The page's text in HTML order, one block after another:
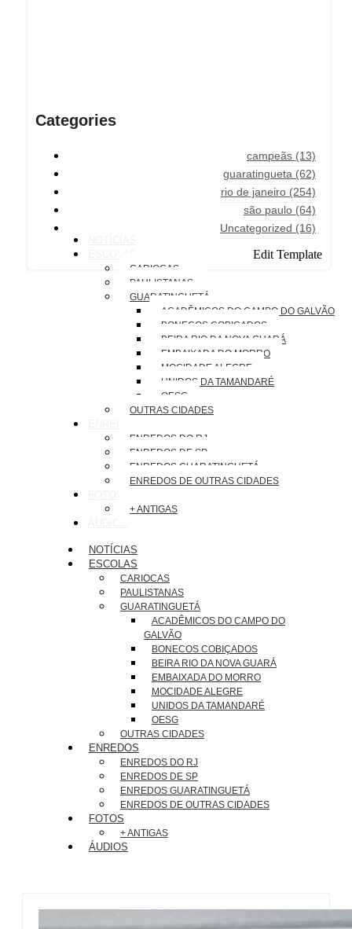
Categories
campeãs (13)
guaratingueta (62)
rio de janeiro (254)
são paulo (64)
Uncategorized (16)
Edit Template
CARIOCAS
PAULISTANAS
GUARATINGUETÁ
ACADÊMICOS DO CAMPO DO GALVÃO
BONECOS COBIÇADOS
BEIRA RIO DA NOVA GUARÁ
EMBAIXADA DO MORRO
MOCIDADE ALEGRE
UNIDOS DA TAMANDARÉ
OESG
OUTRAS CIDADES
ENREDOS DO RJ
ENREDOS DE SP
ENREDOS GUARATINGUETÁ
ENREDOS DE OUTRAS CIDADES
+ ANTIGAS
NOTÍCIAS
ESCOLAS
CARIOCAS
PAULISTANAS
GUARATINGUETÁ
ACADÊMICOS DO CAMPO DO
GALVÃO
BONECOS COBIÇADOS
BEIRA RIO DA NOVA GUARÁ
EMBAIXADA DO MORRO
MOCIDADE ALEGRE
UNIDOS DA TAMANDARÉ
OESG
OUTRAS CIDADES
ENREDOS
ENREDOS DO RJ
ENREDOS DE SP
ENREDOS GUARATINGUETÁ
ENREDOS DE OUTRAS CIDADES
FOTOS
+ ANTIGAS
ÁUDIOS